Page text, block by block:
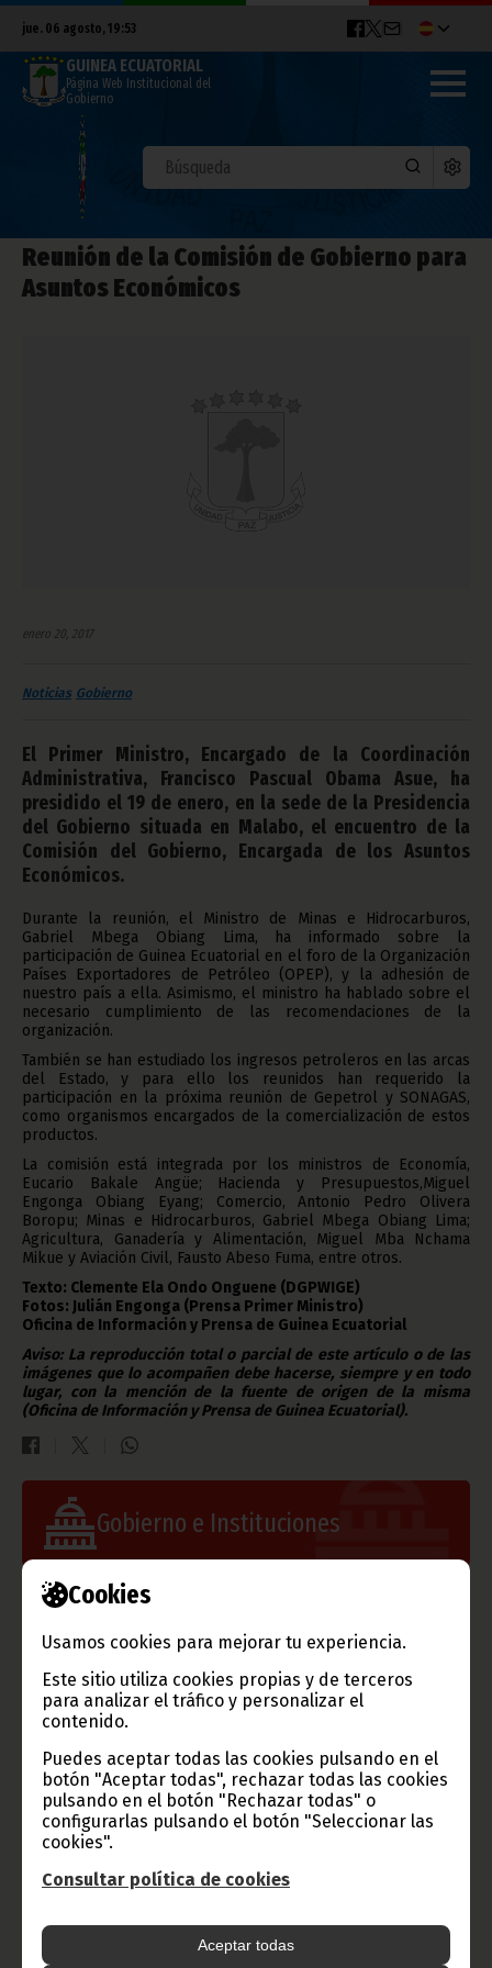
Cookies
Usamos cookies para mejorar tu experiencia.
Este sitio utiliza cookies propias y de terceros
para analizar el tráfico y personalizar el
contenido.
Puedes aceptar todas las cookies pulsando en el
botón "Aceptar todas", rechazar todas las cookies
pulsando en el botón "Rechazar todas" o
configurarlas pulsando el botón "Seleccionar las
cookies".
Consultar política de cookies
Aceptar todas
jue. 06 agosto, 19:53
GUINEA ECUATORIAL
Página Web Institucional del
Gobierno
Reunión de la Comisión de Gobierno para
Asuntos Económicos
enero 20, 2017
Noticias Gobierno
El Primer Ministro, Encargado de la Coordinación
Administrativa, Francisco Pascual Obama Asue, ha
presidido el 19 de enero, en la sede de la Presidencia
del Gobierno situada en Malabo, el encuentro de la
Comisión del Gobierno, Encargada de los Asuntos
Económicos.
Durante la reunión, el Ministro de Minas e Hidrocarburos,
Gabriel Mbega Obiang Lima, ha informado sobre la
participación de Guinea Ecuatorial en el foro de la Organización
Países Exportadores de Petróleo (OPEP), y la adhesión de
nuestro país a ella. Asimismo, el ministro ha hablado sobre el
necesario cumplimiento de las recomendaciones de la
organización.
También se han estudiado los ingresos petroleros en las arcas
del Estado, y para ello los reunidos han requerido la
participación en la próxima reunión de Gepetrol y SONAGAS,
como organismos encargados de la comercialización de estos
productos.
La comisión está integrada por los ministros de Economía,
Eucario Bakale Angüe; Hacienda y Presupuestos,Miguel
Engonga Obiang Eyang; Comercio, Antonio Pedro Olivera
Boropu; Minas e Hidrocarburos, Gabriel Mbega Obiang Lima;
Agricultura, Ganadería y Alimentación, Miguel Mba Nchama
Mikue y Aviación Civil, Fausto Abeso Fuma, entre otros.
Texto: Clemente Ela Ondo Onguene (DGPWIGE)
Fotos: Julián Engonga (Prensa Primer Ministro)
Oficina de Información y Prensa de Guinea Ecuatorial
Aviso: La reproducción total o parcial de este artículo o de las
imágenes que lo acompañen debe hacerse, siempre y en todo
lugar, con la mención de la fuente de origen de la misma
(Oficina de Información y Prensa de Guinea Ecuatorial).
Gobierno e Instituciones
Información de Guinea Ecuatorial
Radio Nacional de Guinea
Ecuatorial